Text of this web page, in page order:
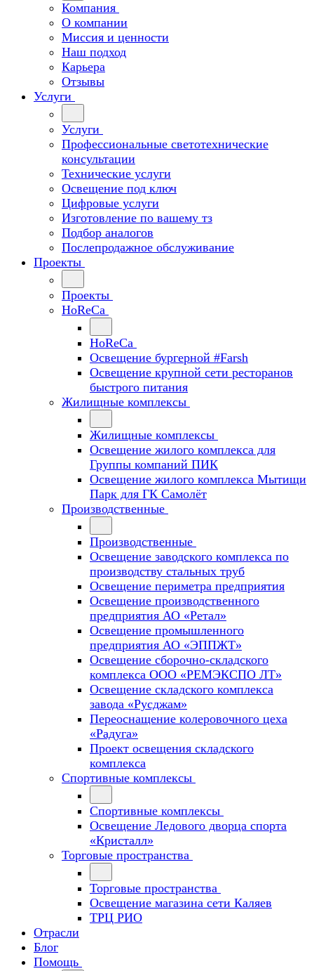
Компания
О компании
Миссия и ценности
Наш подход
Карьера
Отзывы
Услуги
Услуги
Профессиональные светотехнические
консультации
Технические услуги
Освещение под ключ
Цифровые услуги
Изготовление по вашему тз
Подбор аналогов
Послепродажное обслуживание
Проекты
Проекты
HoReCa
HoReCa
Освещение бургерной #Farsh
Освещение крупной сети ресторанов
быстрого питания
Жилищные комплексы
Жилищные комплексы
Освещение жилого комплекса для
Группы компаний ПИК
Освещение жилого комплекса Мытищи
Парк для ГК Самолёт
Производственные
Производственные
Освещение заводского комплекса по
производству стальных труб
Освещение периметра предприятия
Освещение производственного
предприятия АО «Ретал»
Освещение промышленного
предприятия АО «ЭППЖТ»
Освещение сборочно-складского
комплекса ООО «РЕМЭКСПО ЛТ»
Освещение складского комплекса
завода «Русджам»
Переоснащение колеровочного цеха
«Радуга»
Проект освещения складского
комплекса
Спортивные комплексы
Спортивные комплексы
Освещение Ледового дворца спорта
«Кристалл»
Торговые пространства
Торговые пространства
Освещение магазина сети Каляев
ТРЦ РИО
Отрасли
Блог
Помощь